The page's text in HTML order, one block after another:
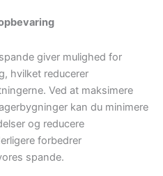
giver mulighed for
hvilket reducerer
Ved at maksimere
kan du minimere
og reducere
forbedrer
spande.